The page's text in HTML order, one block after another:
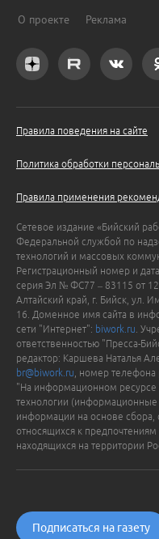
О проекте Реклама
Правила поведения на сайте
Политика обработки
Правила применения
Сетевое издание «Бийский
Федеральной службой по
технологий и массовых
Регистрационный номер и
серия Эл № ФС77 – 83115 от
Алтайский край, г. Бийск, ул.
16. Доменное имя сайта в
сети "Интернет": biwork.ru .
ответственностью "Пресса-
редактор: Каршева Наталья
br@biwork.ru , номер
"На информационном
технологии (информационные
информации на основе сбора,
относящихся к предпочтениям
находящихся на территории
Подписаться на газету